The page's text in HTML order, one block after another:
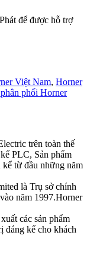
để được hỗ trợ
Việt Nam, Horner
phối Horner
trên toàn thế
PLC, Sản phẩm
từ đầu những năm
là Trụ sở chính
năm 1997.Horner
các sản phẩm
đáng kể cho khách